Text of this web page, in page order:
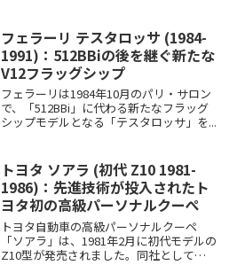
フェラーリ テスタロッサ (1984-
1991)：512BBiの後を継ぐ新たな
V12フラッグシップ
フェラーリは1984年10月のパリ・サロン
で、「512BBi」に代わる新たなフラッグ
シップモデルとなる「テスタロッサ」を...
トヨタ ソアラ (初代 Z10 1981-
1986)：先進技術が投入されたト
ヨタ初の高級パーソナルクーぺ
トヨタ自動車の高級パーソナルクーペ
「ソアラ」は、1981年2月に初代モデルの
Z10型が発売されました。同社としてこ